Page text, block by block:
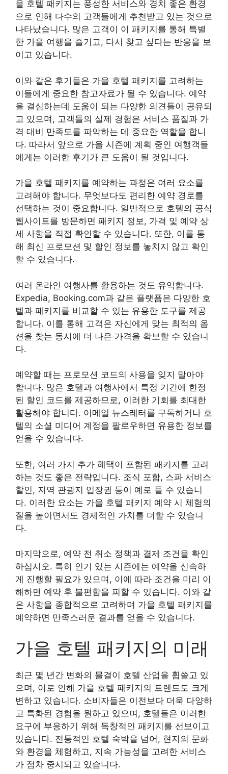
을 호텔 패키지는 풍성한 서비스와 경치 좋은 환경
으로 인해 다수의 고객들에게 추천받고 있는 것으로
나타났습니다. 많은 고객이 이 패키지를 통해 특별
한 가을 여행을 즐기고, 다시 찾고 싶다는 반응을 보
이고 있습니다.
이와 같은 후기들은 가을 호텔 패키지를 고려하는
이들에게 중요한 참고자료가 될 수 있습니다. 예약
을 결심하는데 도움이 되는 다양한 의견들이 공유되
고 있으며, 고객들의 실제 경험은 서비스 품질과 가
격 대비 만족도를 파악하는 데 중요한 역할을 합니
다. 따라서 앞으로 가을 시즌에 계획 중인 여행객들
에게는 이러한 후기가 큰 도움이 될 것입니다.
가을 호텔 패키지를 예약하는 과정은 여러 요소를
고려해야 합니다. 무엇보다도 편리한 예약 경로를
선택하는 것이 중요합니다. 일반적으로 호텔의 공식
웹사이트를 방문하면 패키지 정보, 가격 및 예약 상
세 사항을 직접 확인할 수 있습니다. 또한, 이를 통
해 최신 프로모션 및 할인 정보를 놓치지 않고 확인
할 수 있습니다.
여러 온라인 여행사를 활용하는 것도 유익합니다.
Expedia, Booking.com과 같은 플랫폼은 다양한 호
텔과 패키지를 비교할 수 있는 유용한 도구를 제공
합니다. 이를 통해 고객은 자신에게 맞는 최적의 옵
션을 찾는 동시에 더 나은 가격을 확보할 수 있습니
다.
예약할 때는 프로모션 코드의 사용을 잊지 말아야
합니다. 많은 호텔과 여행사에서 특정 기간에 한정
된 할인 코드를 제공하므로, 이러한 기회를 최대한
활용해야 합니다. 이메일 뉴스레터를 구독하거나 호
텔의 소셜 미디어 계정을 팔로우하면 유용한 정보를
얻을 수 있습니다.
또한, 여러 가지 추가 혜택이 포함된 패키지를 고려
하는 것도 좋은 전략입니다. 조식 포함, 스파 서비스
할인, 지역 관광지 입장권 등이 예로 들 수 있습니
다. 이러한 요소는 가을 호텔 패키지 예약 시 체험의
질을 높이면서도 경제적인 가치를 더할 수 있습니
다.
마지막으로, 예약 전 취소 정책과 결제 조건을 확인
하십시오. 특히 인기 있는 시즌에는 예약을 신속하
게 진행할 필요가 있으며, 이에 따라 조건을 미리 이
해하면 예약 후 불편함을 피할 수 있습니다. 이와 같
은 사항을 종합적으로 고려하며 가을 호텔 패키지를
예약하면 만족스러운 결과를 얻을 수 있습니다.
가을 호텔 패키지의 미래
최근 몇 년간 변화의 물결이 호텔 산업을 휩쓸고 있
으며, 이로 인해 가을 호텔 패키지의 트렌드도 크게
변하고 있습니다. 소비자들은 이전보다 더욱 다양하
고 특화된 경험을 원하고 있으며, 호텔들은 이러한
요구에 부응하기 위해 독창적인 패키지를 선보이고
있습니다. 전통적인 호텔 숙박을 넘어, 현지의 문화
와 환경을 체험하고, 지속 가능성을 고려한 서비스
가 점차 중시되고 있습니다.